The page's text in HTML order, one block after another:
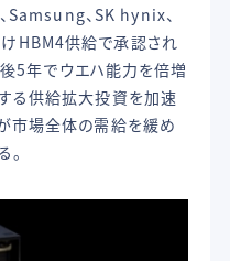
Samsung、SK hynix、
HBM4供給で承認され
5年でウエハ能力を倍増
る供給拡大投資を加速
が市場全体の需給を緩め
。